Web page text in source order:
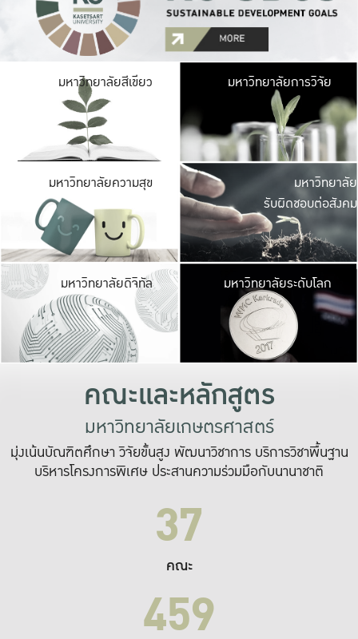
มหาวิทยาลัยสีเขียว มหาวิ
มีพื้นที่เขียวสดใส
เป็นป่าในเมือง เกษต
มหาวิทยาลัยการวิจัย
มหาวิทยาลัยความสุข มหาวิ
ค
เปิดประ
และพบเรื่องราวใ
มหาวิทยาลัย
รับผิดชอบต่อสังคม
มหาวิทยาลัยดิจิทัล มหาวิ
เปลี่ยนแปลง แล
เพื่อทำง
ระบบสารสนเทศ
มหาวิทยาลัยระดับโลก
คณะและหลักสูตร
มหาวิทยาลัยเกษตรศาสตร์
มุ่งเน้นบัณฑิตศึกษา วิจัยขั้นสูง พัฒนาวิชาการ บริการวิชาพื้นฐาน
บริหารโครงการพิเศษ ประสานความร่วมมือกับนานาชาติ
37
คณะ
459